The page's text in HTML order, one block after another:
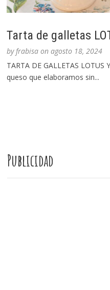
Tarta de galletas
byfrabisa onagosto 18, 2024
TARTA DE GALLETAS LOTUS
queso que elaboramos sin...
Publicidad